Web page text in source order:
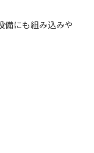
備にも組み込みや